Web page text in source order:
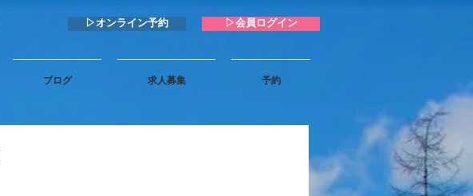
▷オンライン予約 ▷会員ログイン
ブログ 求人募集 予約